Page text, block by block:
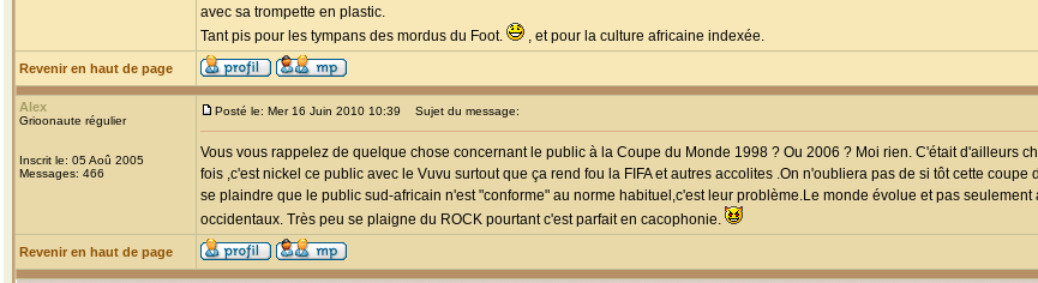
avec sa trompette en plastic.
Tant pis pour les tympans des mordus du Foot.
, et pour la culture africaine indexée.
Revenir en haut de page
Alex
Grioonaute régulier
Inscrit le: 05 Aoû 2005
Messages: 466
Posté le: Mer 16 Juin 2010 10:39 Sujet du message:
Vous vous rappelez de quelque chose concernant le public à la Coupe du Monde 1998 ? Ou 2006 ? Moi rien. C'était d'ailleurs
fois ,c'est nickel ce public avec le Vuvu surtout que ça rend fou la FIFA et autres accolites .On n'oubliera pas de si tôt cette coupe
se plaindre que le public sud-africain n'est "conforme" au norme habituel,c'est leur problème.Le monde évolue et pas seulement
occidentaux. Très peu se plaigne du ROCK pourtant c'est parfait en cacophonie.
Revenir en haut de page